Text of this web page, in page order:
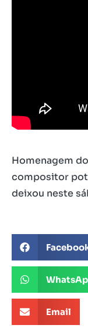
Homenagem do
compositor
deixou neste
Email